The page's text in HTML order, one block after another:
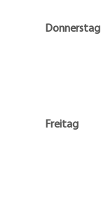
Donnerstag
Freitag